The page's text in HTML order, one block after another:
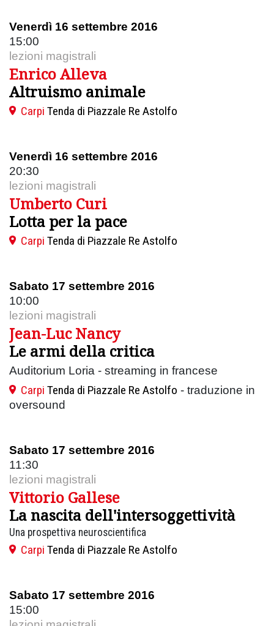
Venerdì 16 settembre 2016
15:00
lezioni magistrali
Enrico Alleva
Altruismo animale
Carpi Tenda di Piazzale Re Astolfo
Venerdì 16 settembre 2016
20:30
lezioni magistrali
Umberto Curi
Lotta per la pace
Carpi Tenda di Piazzale Re Astolfo
Sabato 17 settembre 2016
10:00
lezioni magistrali
Jean-Luc Nancy
Le armi della critica
Auditorium Loria - streaming in francese
Carpi Tenda di Piazzale Re Astolfo - traduzione in
oversound
Sabato 17 settembre 2016
11:30
lezioni magistrali
Vittorio Gallese
La nascita dell'intersoggettività
Una prospettiva neuroscientifica
Carpi Tenda di Piazzale Re Astolfo
Sabato 17 settembre 2016
15:00